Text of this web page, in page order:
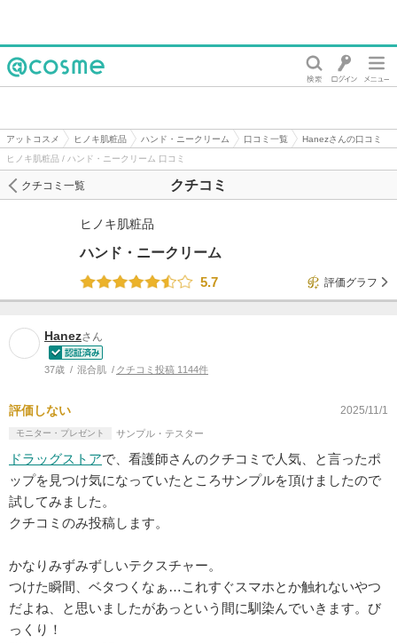
アットコスメ ヒノキ肌粧品 ハンド・ニークリーム 口コミ一覧
Hanezさんの口コミ
ヒノキ肌粧品 / ハンド・ニークリーム 口コミ
クチコミ
クチコミ一覧
ヒノキ肌粧品
ハンド・ニークリーム
5.7
評価グラフ
Hanezさん
37歳 混合肌 クチコミ投稿 1144件
評価しない 2025/11/1
モニター・プレゼント サンプル・テスター
ドラッグストアで、看護師さんのクチコミで人気、と言ったポ
ップを見つけ気になっていたところサンプルを頂けましたので
試してみました。
クチコミのみ投稿します。
かなりみずみずしいテクスチャー。
つけた瞬間、ベタつくなぁ…これすぐスマホとか触れないやつ
だよね、と思いましたがあっという間に馴染んでいきます。び
っくり！